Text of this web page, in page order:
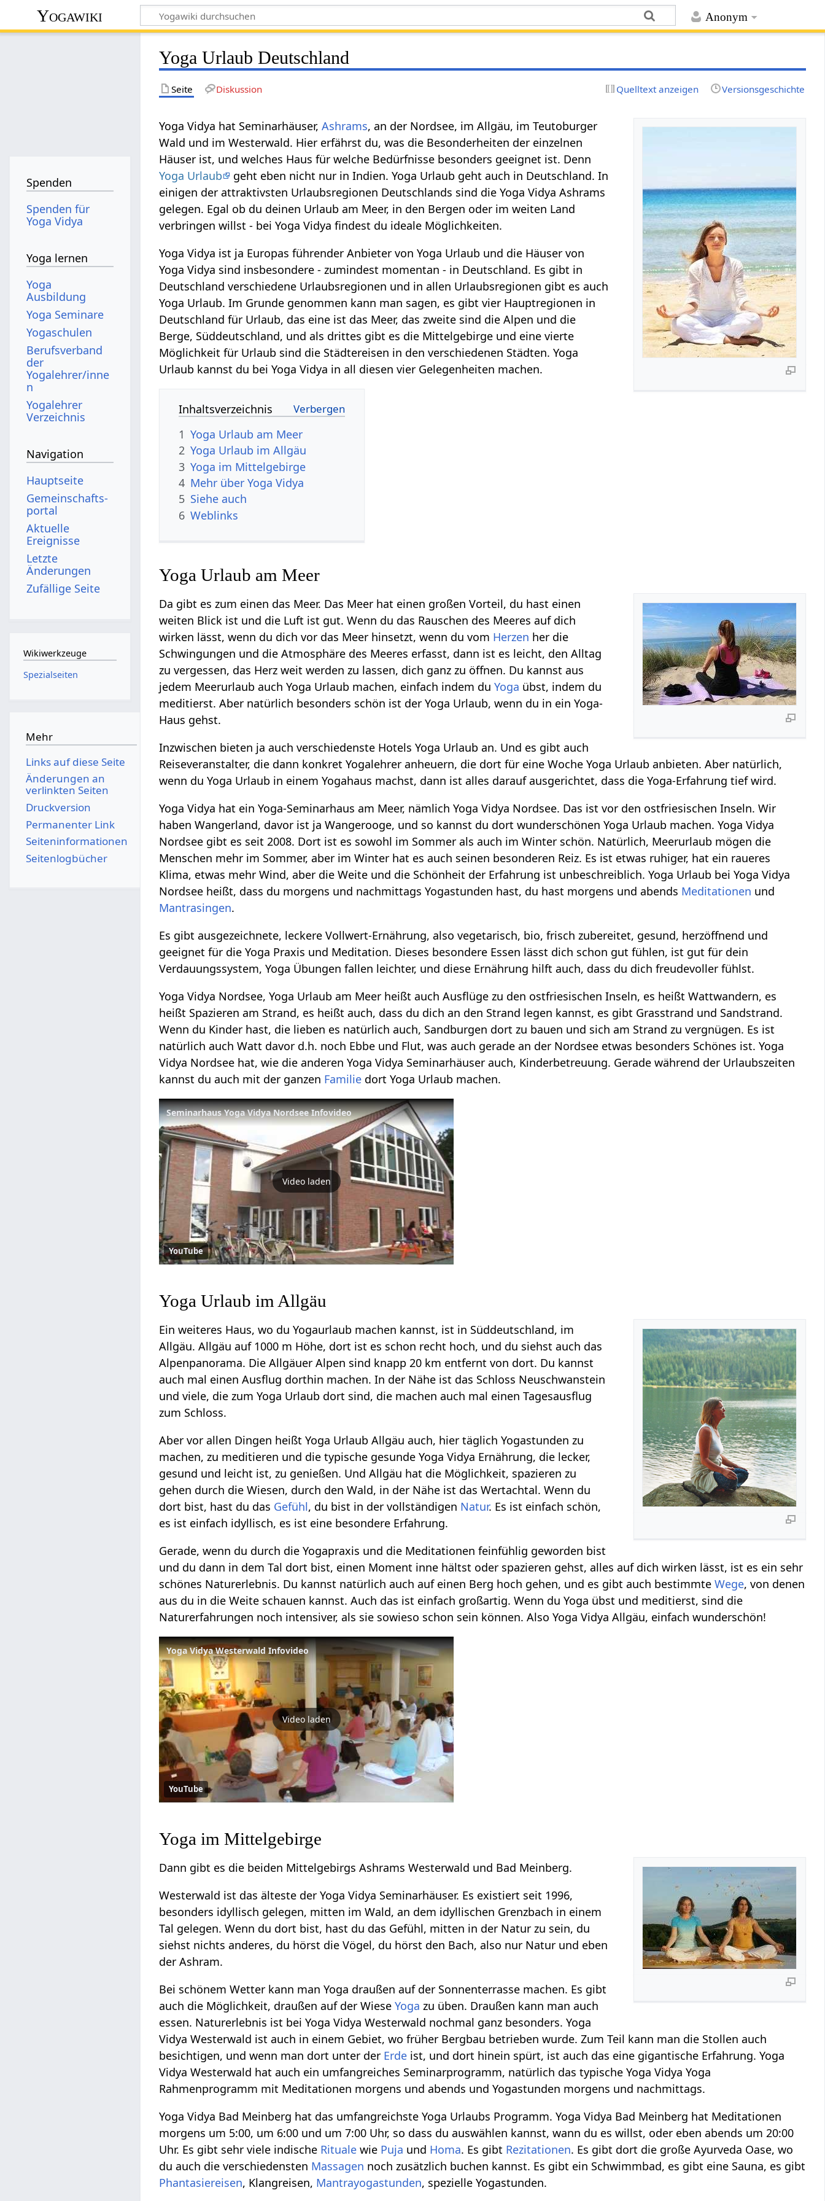
Anonym
Yogawiki
Yoga Urlaub Deutschland
Seite Diskussion Quelltext anzeigen Versionsgeschichte
Yoga Vidya hat Seminarhäuser,Ashrams, an der Nordsee, im Allgäu, im Teutoburger
Wald und im Westerwald. Hier erfährst du, was die Besonderheiten der einzelnen
Häuser ist, und welches Haus für welche Bedürfnisse besonders geeignet ist. Denn
Yoga Urlaub
geht eben nicht nur in Indien. Yoga Urlaub geht auch in Deutschland. In
einigen der attraktivsten Urlaubsregionen Deutschlands sind die Yoga Vidya Ashrams
gelegen. Egal ob du deinen Urlaub am Meer, in den Bergen oder im weiten Land
verbringen willst - bei Yoga Vidya findest du ideale Möglichkeiten.
Yoga Vidya ist ja Europas führender Anbieter von Yoga Urlaub und die Häuser von
Yoga Vidya sind insbesondere - zumindest momentan - in Deutschland. Es gibt in
Deutschland verschiedene Urlaubsregionen und in allen Urlaubsregionen gibt es auch
Yoga Urlaub. Im Grunde genommen kann man sagen, es gibt vier Hauptregionen in
Deutschland für Urlaub, das eine ist das Meer, das zweite sind die Alpen und die
Berge, Süddeutschland, und als drittes gibt es die Mittelgebirge und eine vierte
Möglichkeit für Urlaub sind die Städtereisen in den verschiedenen Städten. Yoga
Urlaub kannst du bei Yoga Vidya in all diesen vier Gelegenheiten machen.
Inhaltsverzeichnis
1 Yoga Urlaub am Meer
2 Yoga Urlaub im Allgäu
3 Yoga im Mittelgebirge
4 Mehr über Yoga Vidya
5 Siehe auch
6 Weblinks
Yoga Urlaub am Meer
Da gibt es zum einen das Meer. Das Meer hat einen großen Vorteil, du hast einen
weiten Blick ist und die Luft ist gut. Wenn du das Rauschen des Meeres auf dich
wirken lässt, wenn du dich vor das Meer hinsetzt, wenn du vom Herzen her die
Schwingungen und die Atmosphäre des Meeres erfasst, dann ist es leicht, den Alltag
zu vergessen, das Herz weit werden zu lassen, dich ganz zu öffnen. Du kannst aus
jedem Meerurlaub auch Yoga Urlaub machen, einfach indem duYoga übst, indem du
meditierst. Aber natürlich besonders schön ist der Yoga Urlaub, wenn du in ein Yoga-
Haus gehst.
Inzwischen bieten ja auch verschiedenste Hotels Yoga Urlaub an. Und es gibt auch
Reiseveranstalter, die dann konkret Yogalehrer anheuern, die dort für eine Woche Yoga Urlaub anbieten. Aber natürlich,
wenn du Yoga Urlaub in einem Yogahaus machst, dann ist alles darauf ausgerichtet, dass die Yoga-Erfahrung tief wird.
Yoga Vidya hat ein Yoga-Seminarhaus am Meer, nämlich Yoga Vidya Nordsee. Das ist vor den ostfriesischen Inseln. Wir
haben Wangerland, davor ist ja Wangerooge, und so kannst du dort wunderschönen Yoga Urlaub machen. Yoga Vidya
Nordsee gibt es seit 2008. Dort ist es sowohl im Sommer als auch im Winter schön. Natürlich, Meerurlaub mögen die
Menschen mehr im Sommer, aber im Winter hat es auch seinen besonderen Reiz. Es ist etwas ruhiger, hat ein raueres
Klima, etwas mehr Wind, aber die Weite und die Schönheit der Erfahrung ist unbeschreiblich. Yoga Urlaub bei Yoga Vidya
Nordsee heißt, dass du morgens und nachmittags Yogastunden hast, du hast morgens und abends Meditationen und
Mantrasingen.
Es gibt ausgezeichnete, leckere Vollwert-Ernährung, also vegetarisch, bio, frisch zubereitet, gesund, herzöffnend und
geeignet für die Yoga Praxis und Meditation. Dieses besondere Essen lässt dich schon gut fühlen, ist gut für dein
Verdauungssystem, Yoga Übungen fallen leichter, und diese Ernährung hilft auch, dass du dich freudevoller fühlst.
Yoga Vidya Nordsee, Yoga Urlaub am Meer heißt auch Ausflüge zu den ostfriesischen Inseln, es heißt Wattwandern, es
heißt Spazieren am Strand, es heißt auch, dass du dich an den Strand legen kannst, es gibt Grasstrand und Sandstrand.
Wenn du Kinder hast, die lieben es natürlich auch, Sandburgen dort zu bauen und sich am Strand zu vergnügen. Es ist
natürlich auch Watt davor d.h. noch Ebbe und Flut, was auch gerade an der Nordsee etwas besonders Schönes ist. Yoga
Vidya Nordsee hat, wie die anderen Yoga Vidya Seminarhäuser auch, Kinderbetreuung. Gerade während der Urlaubszeiten
kannst du auch mit der ganzen Familie dort Yoga Urlaub machen.
Seminarhaus Yoga Vidya Nordsee Infovideo
Video laden
YouTube
Yoga Urlaub im Allgäu
Ein weiteres Haus, wo du Yogaurlaub machen kannst, ist in Süddeutschland, im
Allgäu. Allgäu auf 1000 m Höhe, dort ist es schon recht hoch, und du siehst auch das
Alpenpanorama. Die Allgäuer Alpen sind knapp 20 km entfernt von dort. Du kannst
auch mal einen Ausflug dorthin machen. In der Nähe ist das Schloss Neuschwanstein
und viele, die zum Yoga Urlaub dort sind, die machen auch mal einen Tagesausflug
zum Schloss.
Aber vor allen Dingen heißt Yoga Urlaub Allgäu auch, hier täglich Yogastunden zu
machen, zu meditieren und die typische gesunde Yoga Vidya Ernährung, die lecker,
gesund und leicht ist, zu genießen. Und Allgäu hat die Möglichkeit, spazieren zu
gehen durch die Wiesen, durch den Wald, in der Nähe ist das Wertachtal. Wenn du
dort bist, hast du das Gefühl, du bist in der vollständigen Natur. Es ist einfach schön,
es ist einfach idyllisch, es ist eine besondere Erfahrung.
Gerade, wenn du durch die Yogapraxis und die Meditationen feinfühlig geworden bist
und du dann in dem Tal dort bist, einen Moment inne hältst oder spazieren gehst, alles auf dich wirken lässt, ist es ein sehr
schönes Naturerlebnis. Du kannst natürlich auch auf einen Berg hoch gehen, und es gibt auch bestimmteWege, von denen
aus du in die Weite schauen kannst. Auch das ist einfach großartig. Wenn du Yoga übst und meditierst, sind die
Naturerfahrungen noch intensiver, als sie sowieso schon sein können. Also Yoga Vidya Allgäu, einfach wunderschön!
Yoga Vidya Westerwald Infovideo
Video laden
YouTube
Yoga im Mittelgebirge
Dann gibt es die beiden Mittelgebirgs Ashrams Westerwald und Bad Meinberg.
Westerwald ist das älteste der Yoga Vidya Seminarhäuser. Es existiert seit 1996,
besonders idyllisch gelegen, mitten im Wald, an dem idyllischen Grenzbach in einem
Tal gelegen. Wenn du dort bist, hast du das Gefühl, mitten in der Natur zu sein, du
siehst nichts anderes, du hörst die Vögel, du hörst den Bach, also nur Natur und eben
der Ashram.
Bei schönem Wetter kann man Yoga draußen auf der Sonnenterrasse machen. Es gibt
auch die Möglichkeit, draußen auf der WieseYoga zu üben. Draußen kann man auch
essen. Naturerlebnis ist bei Yoga Vidya Westerwald nochmal ganz besonders. Yoga
Vidya Westerwald ist auch in einem Gebiet, wo früher Bergbau betrieben wurde. Zum Teil kann man die Stollen auch
besichtigen, und wenn man dort unter der Erde ist, und dort hinein spürt, ist auch das eine gigantische Erfahrung. Yoga
Vidya Westerwald hat auch ein umfangreiches Seminarprogramm, natürlich das typische Yoga Vidya Yoga
Rahmenprogramm mit Meditationen morgens und abends und Yogastunden morgens und nachmittags.
Yoga Vidya Bad Meinberg hat das umfangreichste Yoga Urlaubs Programm. Yoga Vidya Bad Meinberg hat Meditationen
morgens um 5:00, um 6:00 und um 7:00 Uhr, so dass du auswählen kannst, wann du es willst, oder eben abends um 20:00
Uhr. Es gibt sehr viele indische Rituale wie Puja und Homa. Es gibt Rezitationen. Es gibt dort die große Ayurveda Oase, wo
du auch die verschiedensten Massagen noch zusätzlich buchen kannst. Es gibt ein Schwimmbad, es gibt eine Sauna, es gibt
Phantasiereisen, Klangreisen, Mantrayogastunden, spezielle Yogastunden.
Spenden
Spenden für
Yoga Vidya
Yoga lernen
Yoga
Ausbildung
Yoga Seminare
Yogaschulen
Berufsverband
der
Yogalehrer/inne
n
Yogalehrer
Verzeichnis
Navigation
Hauptseite
Gemeinschafts­
portal
Aktuelle
Ereignisse
Letzte
Änderungen
Zufällige Seite
Wikiwerkzeuge
Spezialseiten
Mehr
Links auf diese Seite
Änderungen an
verlinkten Seiten
Druckversion
Permanenter Link
Seiten­­informationen
Seitenlogbücher